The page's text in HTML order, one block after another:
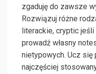
zgaduję do zawsze
Rozwiązuj różne
literackie, cryptic
prowadź własny
nietypowych. Ucz
najczęściej